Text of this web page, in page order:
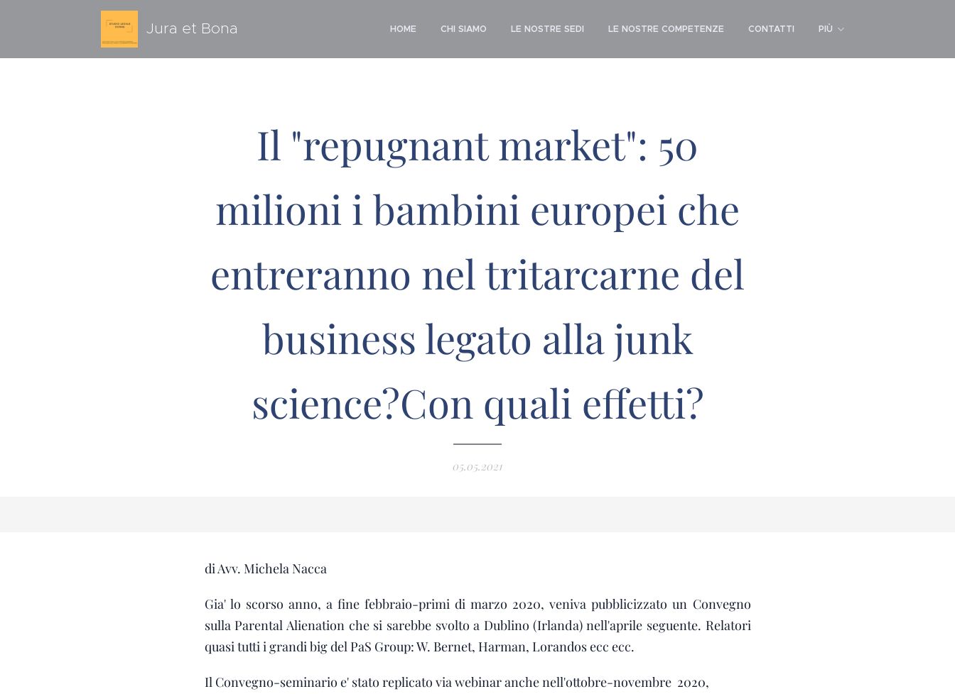
Jura et Bona HOME CHI SIAMO LE NOSTRE SEDI LE NOSTRE COMPETENZE CONTATTI PIÙ
Il "repugnant market": 50
milioni i bambini europei che
entreranno nel tritarcarne del
business legato alla junk
science?Con quali effetti?
05.05.2021
di Avv. Michela Nacca
Gia' lo scorso anno, a fine febbraio-primi di marzo 2020, veniva pubblicizzato un Convegno
sulla Parental Alienation che si sarebbe svolto a Dublino (Irlanda) nell'aprile seguente. Relatori
quasi tutti i grandi big del PaS Group: W. Bernet, Harman, Lorandos ecc ecc.
Il Convegno-seminario e' stato replicato via webinar anche nell'ottobre-novembre 2020,